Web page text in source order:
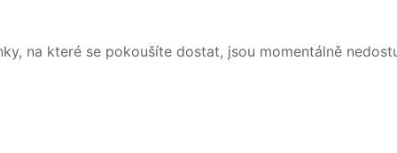
na které se pokoušíte dostat, jsou momentálně